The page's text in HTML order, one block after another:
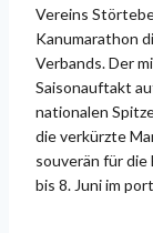
Vereins
Kanumarathon
Verbands. Der
Saisonauftakt
nationalen
die verkürzte
souverän für die
bis 8. Juni im